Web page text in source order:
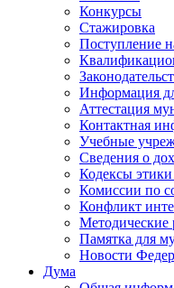
Конкурсы
Стажировка
Поступление
Информация
Аттестация
Контактная
Учебные
Сведения о
Кодексы
Комиссии по
Конфликт
Методические
Памятка для
Новости
Дума